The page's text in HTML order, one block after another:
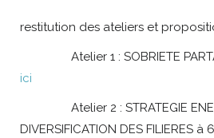
restitution des ateliers et
Atelier 1 : SOBRIETE
ici
Atelier 2 : STRATEGIE
DIVERSIFICATION DES FILIERES à 6